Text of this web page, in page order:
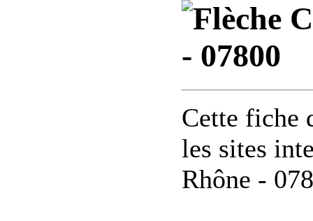
- 07800
Cette fiche
les sites
Rhône -